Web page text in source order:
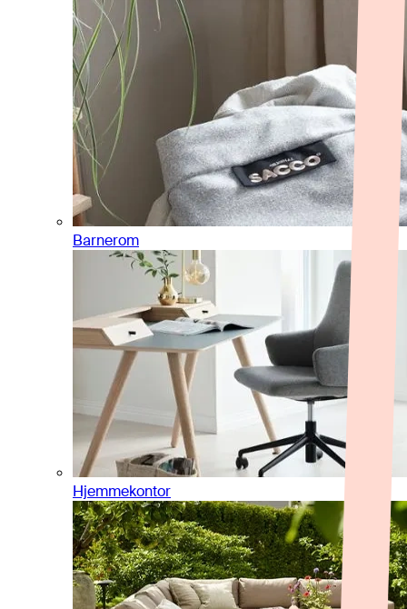
Barnerom
Hjemmekontor